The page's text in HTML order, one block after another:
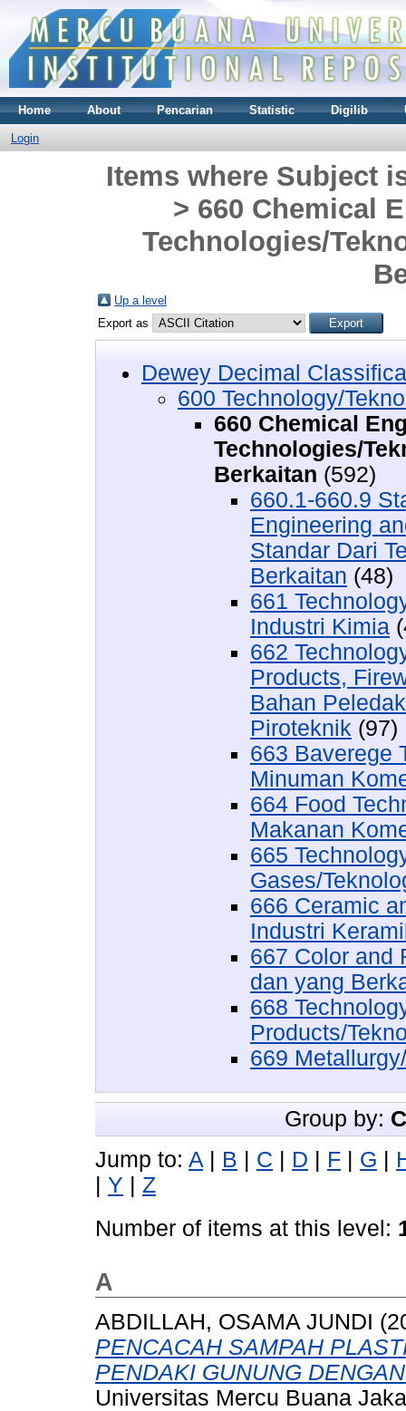
Home About Pencarian Statistic Digilib
Login
Items where Subject
> 660 Chemical
Technologies/
Up a level
Export as
Dewey Decimal
600 Technology/
660 Chemical
Technologies/
Berkaitan (592)
660.1-660.9
Engineering
Standar Dari
Berkaitan (48)
661
Industri Kimia
662
Products,
Bahan
Piroteknik (97)
663 Baverege
Minuman
664 Food
Makanan
665
Gases/
666 Ceramic
Industri
667 Color and
dan yang
668
Products/
669
Group by:
Jump to: A B C D F G
Y
Z
Number of items at this level:
A
ABDILLAH, OSAMA JUNDI
PENCACAH SAMPAH
PENDAKI GUNUNG
Universitas Mercu Buana